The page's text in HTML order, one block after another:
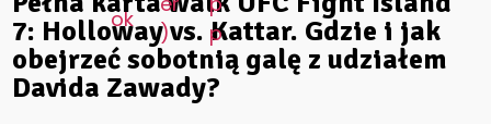
7: Holloway vs. Kattar. Gdzie i jak
obejrzeć sobotnią galę z udziałem
Davida Zawady?